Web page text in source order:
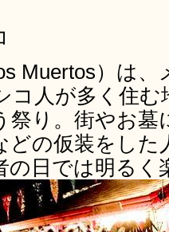
Muertos）は
コ人が多く住
祭り。街やお墓
どの仮装をした
の日では明るく